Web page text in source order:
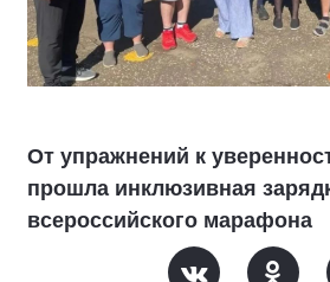
От упражнений к
прошла инклюзивная
всероссийского марафона